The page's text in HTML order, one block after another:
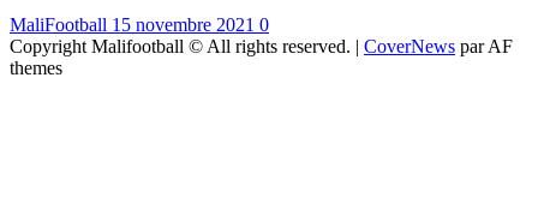
MaliFootball 15 novembre 2021 0
Copyright Malifootball © All rights reserved. | CoverNews par AF
themes